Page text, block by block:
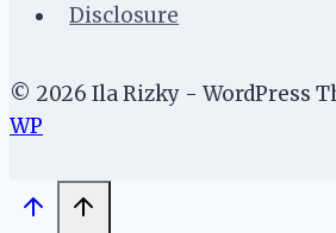
Disclosure
© 2026 Ila Rizky - WordPress
WP